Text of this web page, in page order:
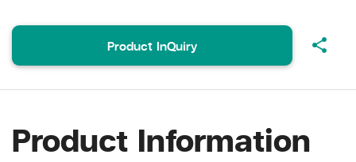
Product InQuiry share
Product Information